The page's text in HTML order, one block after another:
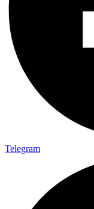
Telegram